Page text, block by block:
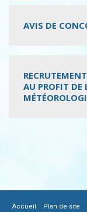
AVIS DE
AU PROFIT
Accueil Plan de site